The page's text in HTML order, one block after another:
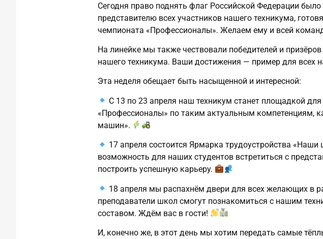
Сегодня право поднять флаг Российской Федерации
представителю всех участников нашего техникума,
чемпионата «Профессионалы». Желаем ему и всей
На линейке мы также чествовали победителей и
нашего техникума. Ваши достижения — пример для всех
Эта неделя обещает быть насыщенной и интересной:
С 13 по 23 апреля наш техникум станет площадкой
«Профессионалы» по таким актуальным компетенциям,
машин».
17 апреля состоится Ярмарка трудоустройства
возможность для наших студентов встретиться с
построить успешную карьеру.
18 апреля мы распахнём двери для всех желающих в
преподаватели школ смогут познакомиться с нашим
составом. Ждём вас в гости!
И, конечно же, в этот день мы хотим передать самые